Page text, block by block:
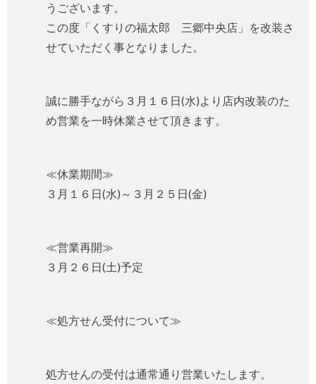
うございます。
この度「くすりの福太郎 三郷中央店」を改装さ
せていただく事となりました。
誠に勝手ながら３月１６日(水)より店内改装のた
め営業を一時休業させて頂きます。
≪休業期間≫
３月１６日(水)～３月２５日(金)
≪営業再開≫
３月２６日(土)予定
≪処方せん受付について≫
処方せんの受付は通常通り営業いたします。